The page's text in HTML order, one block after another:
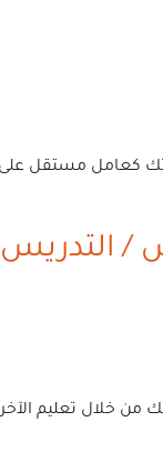
كعامل مستقل
/ التدريس
من خلال تعليم